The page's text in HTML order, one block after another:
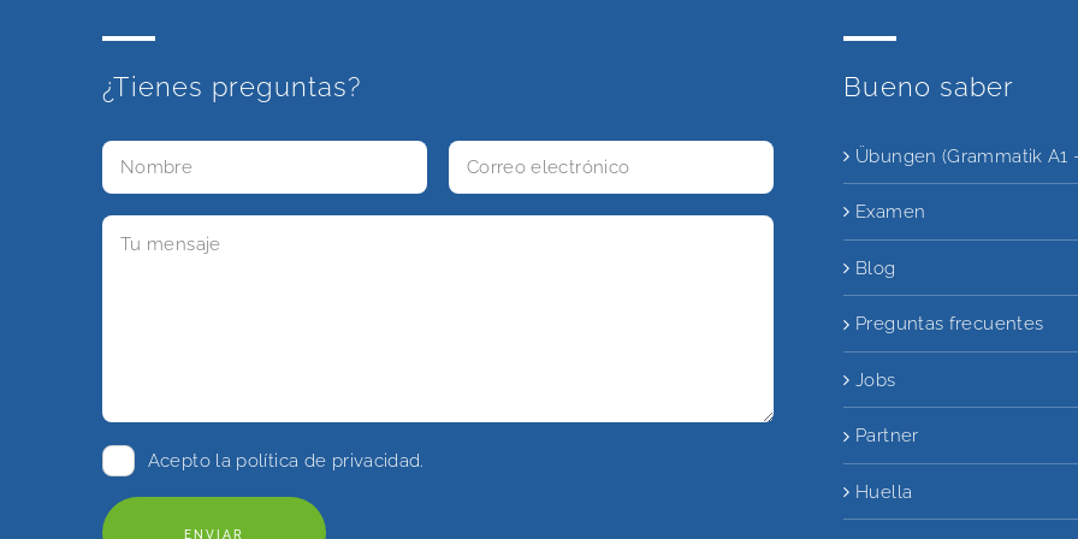
¿Tienes preguntas?
Acepto la política de privacidad.
Bueno saber
Übungen (Grammatik A1
Examen
Blog
Preguntas frecuentes
Jobs
Partner
Huella